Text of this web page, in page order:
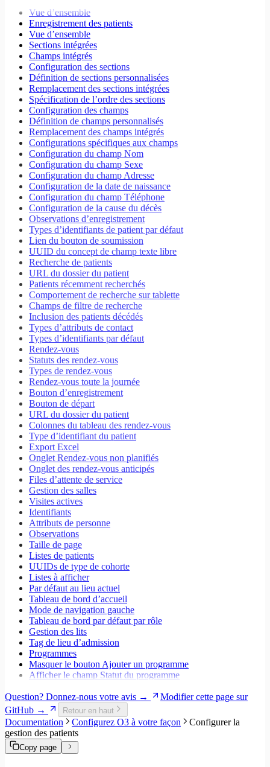
Espaces de travail
Modales
Styles
Champs de recherche
Internationalisation
Gestion des erreurs
Tests
Performance
Vue d’ensemble
Enregistrement des patients
Vue d’ensemble
Sections intégrées
Champs intégrés
Configuration des sections
Définition de sections personnalisées
Remplacement des sections intégrées
Spécification de l’ordre des sections
Configuration des champs
Définition de champs personnalisés
Remplacement des champs intégrés
Configurations spécifiques aux champs
Configuration du champ Nom
Configuration du champ Sexe
Configuration du champ Adresse
Configuration de la date de naissance
Configuration du champ Téléphone
Configuration de la cause du décès
Observations d’enregistrement
Types d’identifiants de patient par défaut
Lien du bouton de soumission
UUID du concept de champ texte libre
Recherche de patients
URL du dossier du patient
Patients récemment recherchés
Comportement de recherche sur tablette
Champs de filtre de recherche
Inclusion des patients décédés
Types d’attributs de contact
Types d’identifiants par défaut
Rendez-vous
Statuts des rendez-vous
Types de rendez-vous
Rendez-vous toute la journée
Bouton d’enregistrement
Bouton de départ
URL du dossier du patient
Colonnes du tableau des rendez-vous
Type d’identifiant du patient
Export Excel
Onglet Rendez-vous non planifiés
Onglet des rendez-vous anticipés
Files d’attente de service
Gestion des salles
Visites actives
Identifiants
Attributs de personne
Observations
Taille de page
Listes de patients
UUIDs de type de cohorte
Listes à afficher
Par défaut au lieu actuel
Tableau de bord d’accueil
Mode de navigation gauche
Tableau de bord par défaut par rôle
Gestion des lits
Tag de lieu d’admission
Programmes
Masquer le bouton Ajouter un programme
Afficher le champ Statut du programme
Question? Donnez-nous votre avis →
Modifier cette page sur
GitHub →
Retour en haut
Documentation Configurez O3 à votre façon
Configurer la
gestion des patients
Copy page